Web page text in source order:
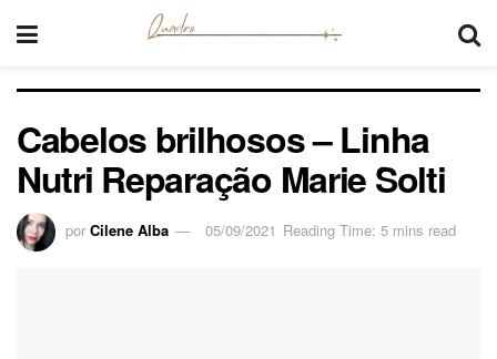
Cabelos brilhosos – Linha
Nutri Reparação Marie Solti
por Cilene Alba 05/09/2021 Reading Time: 5 mins read